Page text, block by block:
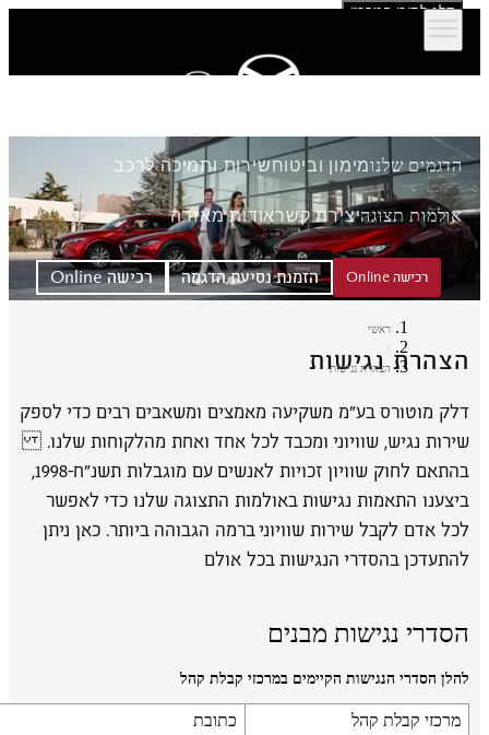
דלג לתוכן המרכזי
הדגמים שלנומימון וביטוחשירות ותמיכה לרכב
אולמות תצוגהיצירת קשראודות מאזדה
רכישה Online הזמנת נסיעת הדגמה רכישה Online
ראשי
הצהרת נגישות
הצהרת נגישות
דלק מוטורס בע"מ משקיעה מאמצים ומשאבים רבים כדי לספק
שירות נגיש, שוויוני ומכבד לכל אחד ואחת מהלקוחות שלנו.
בהתאם לחוק שוויון זכויות לאנשים עם מוגבלות תשנ״ח-1998,
ביצענו התאמות נגישות באולמות התצוגה שלנו כדי לאפשר
לכל אדם לקבל שירות שוויוני ברמה הגבוהה ביותר. כאן ניתן
להתעדכן בהסדרי הנגישות בכל אולם
הסדרי נגישות מבנים
להלן הסדרי הנגישות הקיימים במרכזי קבלת קהל
מרכזי קבלת קהל כתובת